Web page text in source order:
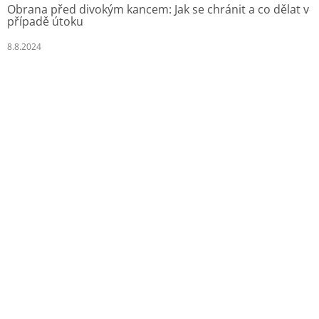
Obrana před divokým kancem: Jak se chránit a co dělat v
případě útoku
8.8.2024